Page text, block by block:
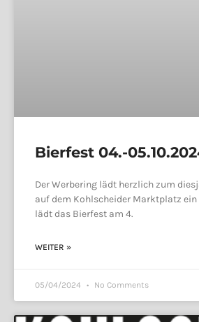
Bierfest 04.-
Der Werbering lädt herzlich zum
auf dem Kohlscheider Marktplatz
lädt das Bierfest am 4.
WEITER »
05/04/2024 No Comments